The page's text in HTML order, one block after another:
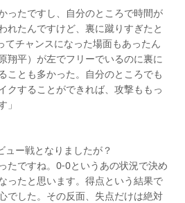
ったですし、自分のところで時間が
れたんですけど、裏に蹴りすぎたと
チャンスになった場面もあったん
翔平）が左でフリーでいるのに裏に
ことも多かった。自分のところでも
クすることができれば、攻撃ももっ
」
ュー戦となりましたが？
たですね。0-0というあの状況で決め
ったと思います。得点という結果で
でした。その反面、失点だけは絶対